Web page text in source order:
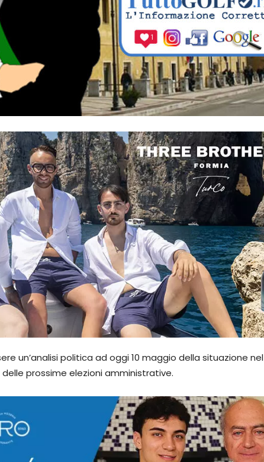
un’analisi politica ad oggi 10 maggio della situazione nel
prossime elezioni amministrative.